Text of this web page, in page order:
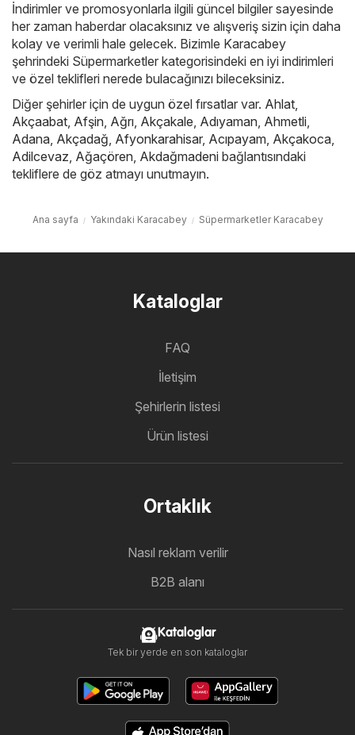
İndirimler ve promosyonlarla ilgili güncel bilgiler sayesinde
her zaman haberdar olacaksınız ve alışveriş sizin için daha
kolay ve verimli hale gelecek. Bizimle Karacabey
şehrindeki Süpermarketler kategorisindeki en iyi indirimleri
ve özel teklifleri nerede bulacağınızı bileceksiniz.
Diğer şehirler için de uygun özel fırsatlar var. Ahlat,
Akçaabat, Afşin, Ağrı, Akçakale, Adıyaman, Ahmetli,
Adana, Akçadağ, Afyonkarahisar, Acıpayam, Akçakoca,
Adilcevaz, Ağaçören, Akdağmadeni bağlantısındaki
tekliflere de göz atmayı unutmayın.
Ana sayfa Yakındaki Karacabey Süpermarketler Karacabey
Kataloglar
FAQ
İletişim
Şehirlerin listesi
Ürün listesi
Ortaklık
Nasıl reklam verilir
B2B alanı
Kataloglar
Tek bir yerde en son kataloglar